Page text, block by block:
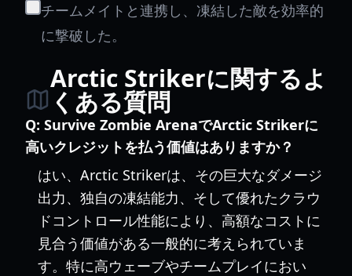
チームメイトと連携し、凍結した敵を効率的
に撃破した。
Arctic Strikerに関するよ
くある質問
Q: Survive Zombie ArenaでArctic Strikerに
高いクレジットを払う価値はありますか？
はい、Arctic Strikerは、その巨大なダメージ
出力、独自の凍結能力、そして優れたクラウ
ドコントロール性能により、高額なコストに
見合う価値がある一般的に考えられていま
す。特に高ウェーブやチームプレイにおい